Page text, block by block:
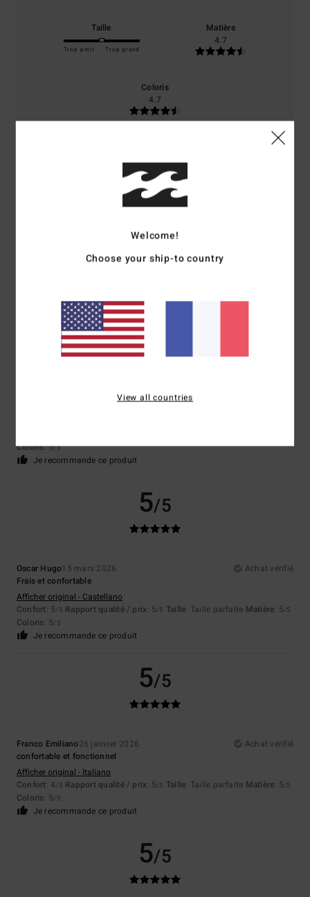
Taille
Trop petit Trop grand
Matière
4.7
Coloris
4.7
5/5
5
Coloris: 5/5
Je recommande ce produit
5/5
Oscar Hugo15 mars 2026
Achat vérifié
Frais et confortable
Afficher original - Castellano
Confort: 5/5 Rapport qualité / prix: 5/5 Taille: Taille parfaite Matière: 5/5
Coloris: 5/5
Je recommande ce produit
5/5
Franco Emiliano26 janvier 2026
Achat vérifié
confortable et fonctionnel
Afficher original - Italiano
Confort: 4/5 Rapport qualité / prix: 5/5 Taille: Taille parfaite Matière: 5/5
Coloris: 5/5
Je recommande ce produit
5/5
Welcome!
Choose your ship-to country
View all countries